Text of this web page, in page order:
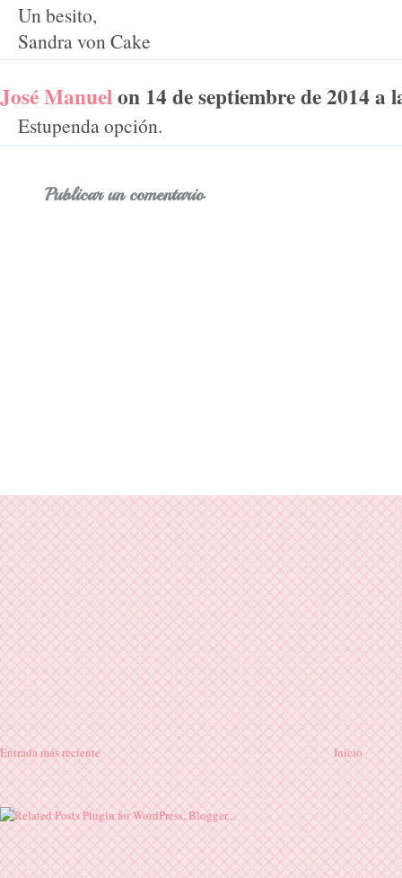
Un besito,
Sandra von Cake
José Manuelon 14 de septiembre de 2014 a
Estupenda opción.
Publicar un comentario
Entrada más reciente Inicio